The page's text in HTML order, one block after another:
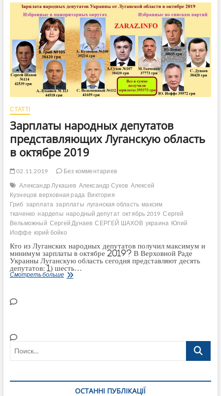
технологии
окучивания
избирателей
отделением
полиции
Лисичанска
СТАТТІ
Зарплаты народных депутатов
представляющих Луганскую область
в октябре 2019
02.11.2019
Без комментариев
Александр Лукашев Александр Сухов Алексей
Кузнецов верховная рада Виктория
Гриб зарплата зарплаты луганская область максим
ткаченко нардепы народный депутат октябрь 2019 Сергей
Вельможный Сергей Дунаев СЕРГЕЙ ШАХОВ украина Юлий
Иоффе юрий бойко
Кто из Луганских народных депутатов получил максимум и
минимум зарплаты в октябре 2019? В Верховной Раде
Украины Луганскую область сегодня представляют десять
депутатов: 1) шесть…
Смотреть большеЗарплаты
народных
ОСТАННІ ПУБЛІКАЦІЇ